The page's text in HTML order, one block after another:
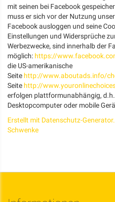
mit seinen bei Facebook
muss er sich vor der Nutzung
Facebook ausloggen und seine
Einstellungen und Widersprüche
Werbezwecke, sind innerhalb der
möglich: https://
die US-amerikanische
Seite http://www.aboutads.info/
Seite http://
erfolgen plattformunabhängig,
Desktopcomputer oder mobile
Erstellt mit Datenschutz-
Schwenke